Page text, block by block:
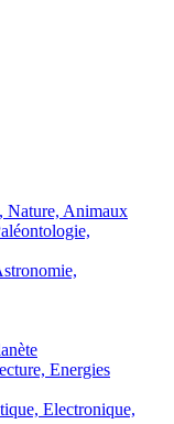
Nature, Animaux
Energies
Electronique,